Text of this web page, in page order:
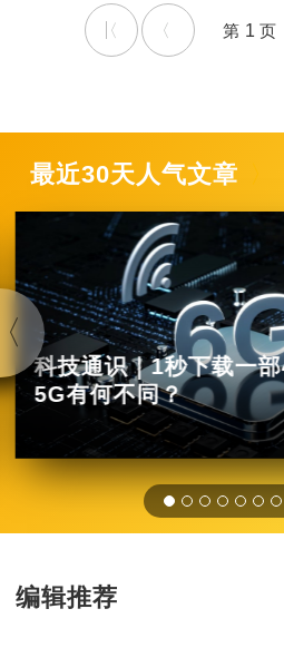
1
最近30天人气文章
科技通识｜1秒下载一
5G有何不同？
编辑推荐